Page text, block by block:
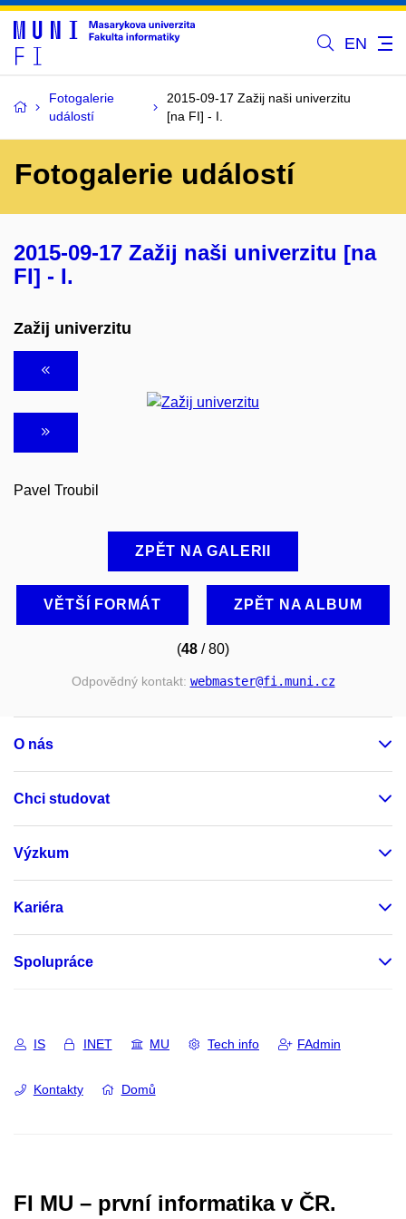
EN
Fotogalerie
událostí
2015-09-17 Zažij naši univerzitu
[na FI] - I.
Fotogalerie událostí
2015-09-17 Zažij naši univerzitu [na
FI] - I.
Zažij univerzitu
Pavel Troubil
ZPĚT NA GALERII
VĚTŠÍ FORMÁT ZPĚT NA ALBUM
(48 / 80)
Odpovědný kontakt: webmaster@fi .muni .cz
O nás
Chci studovat
Výzkum
Kariéra
Spolupráce
IS INET MU Tech info FAdmin
Kontakty Domů
FI MU – první informatika v ČR.